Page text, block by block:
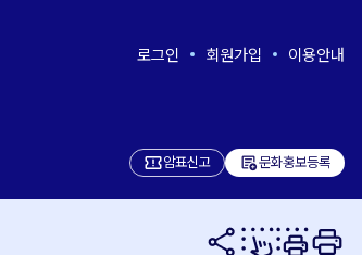
로그인 회원가입 이용안내
암표신고 add_notes문화홍보등록